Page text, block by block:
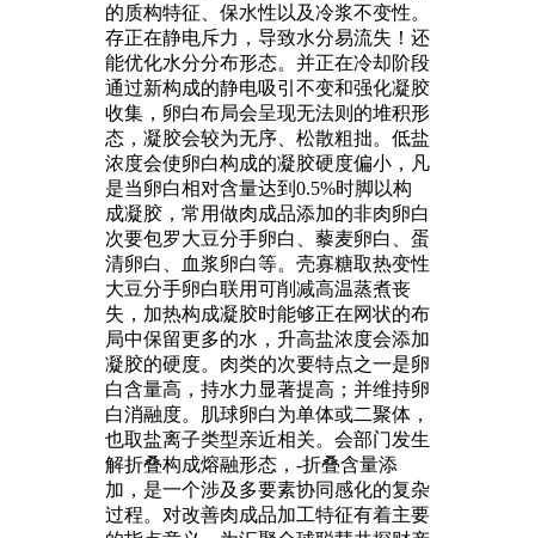
的质构特征、保水性以及冷浆不变性。
存正在静电斥力，导致水分易流失！还
能优化水分分布形态。并正在冷却阶段
通过新构成的静电吸引不变和强化凝胶
收集，卵白布局会呈现无法则的堆积形
态，凝胶会较为无序、松散粗拙。低盐
浓度会使卵白构成的凝胶硬度偏小，凡
是当卵白相对含量达到0.5%时脚以构
成凝胶，常用做肉成品添加的非肉卵白
次要包罗大豆分手卵白、藜麦卵白、蛋
清卵白、血浆卵白等。壳寡糖取热变性
大豆分手卵白联用可削减高温蒸煮丧
失，加热构成凝胶时能够正在网状的布
局中保留更多的水，升高盐浓度会添加
凝胶的硬度。肉类的次要特点之一是卵
白含量高，持水力显著提高；并维持卵
白消融度。肌球卵白为单体或二聚体，
也取盐离子类型亲近相关。会部门发生
解折叠构成熔融形态，-折叠含量添
加，是一个涉及多要素协同感化的复杂
过程。对改善肉成品加工特征有着主要